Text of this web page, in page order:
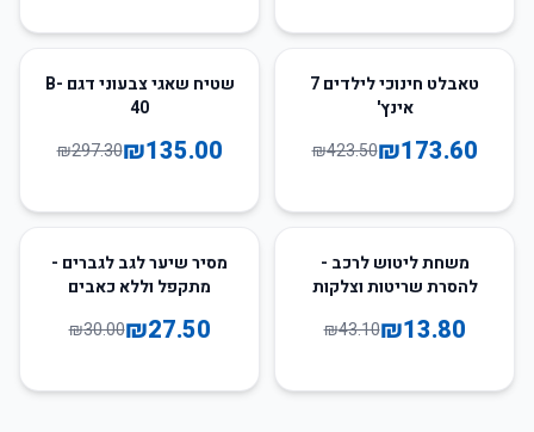
59
טאבלט חינוכי לילדים 7
אינץ'
₪173.60
₪423.50
55%
שטיח שאגי צבעוני דגם B-
40
₪135.00
₪297.30
68משחת ליטוש לרכב -
להסרת שריטות וצלקות
₪13.80
₪43.10
8
מסיר שיער לגב לגברים -
מתקפל וללא כאבים
₪27.50
₪30.00